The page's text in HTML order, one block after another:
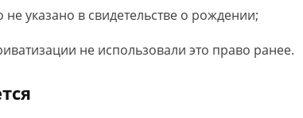
указано в свидетельстве о рождении;
не использовали это право ранее.